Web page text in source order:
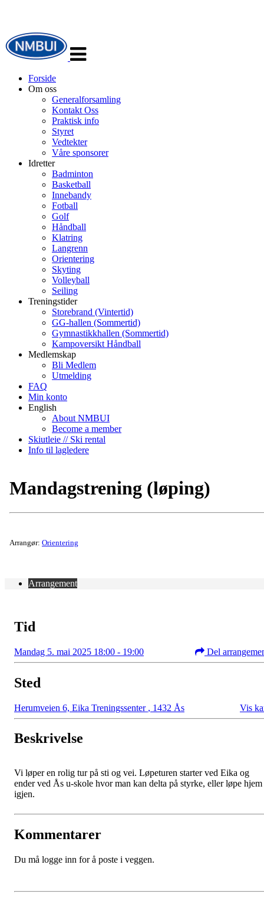
navigasjon
Forside
Om oss
Generalforsamling
Kontakt Oss
Praktisk info
Styret
Vedtekter
Våre sponsorer
Idretter
Badminton
Basketball
Innebandy
Fotball
Golf
Håndball
Klatring
Langrenn
Orientering
Skyting
Volleyball
Seiling
Treningstider
Storebrand (Vintertid)
GG-hallen (Sommertid)
Gymnastikkhallen (Sommertid)
Kampoversikt Håndball
Medlemskap
Bli Medlem
Utmelding
FAQ
Min konto
English
About NMBUI
Become a member
Skiutleie // Ski rental
Info til lagledere
Mandagstrening (løping)
Arrangør: Orientering
Arrangement
Tid
Mandag 5. mai 2025 18:00 - 19:00 Del
Sted
Herumveien 6, Eika Treningssenter , 1432 Ås Vis
Beskrivelse
Vi løper en rolig tur på sti og vei. Løpeturen starter ved Eika og
ender ved Ås u-skole hvor man kan delta på styrke, eller løpe hjem
igjen.
Kommentarer
Du må logge inn for å poste i veggen.